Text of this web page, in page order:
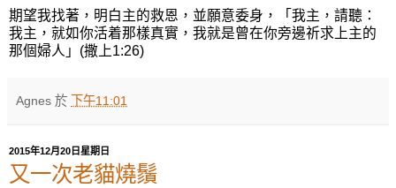
期望我找著，明白主的救恩，並願意委身，「我主，請聽：
我主，就如你活着那樣真實，我就是曾在你旁邊祈求上主的
那個婦人」(撒上1:26)
Agnes 於 下午11:01
2015年12月20日星期日
又一次老貓燒鬚